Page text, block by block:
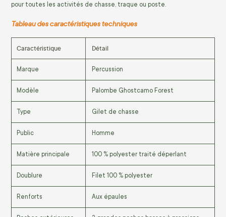
pour toutes les activités de chasse, traque ou poste.
Tableau des caractéristiques techniques
Caractéristique Détail
Marque Percussion
Modèle Palombe Ghostcamo Forest
Type Gilet de chasse
Public Homme
Matière principale 100 % polyester traité déperlant
Doublure Filet 100 % polyester
Renforts Aux épaules